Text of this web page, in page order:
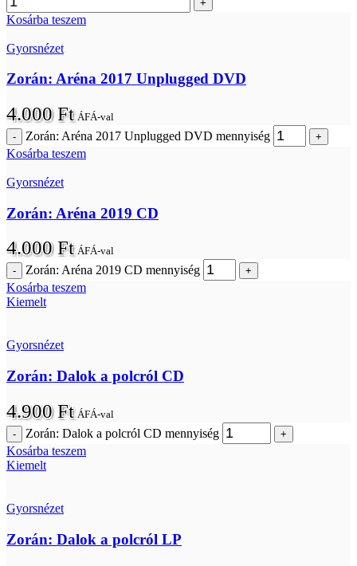
Kosárba teszem
Gyorsnézet
Zorán: Aréna 2017 Unplugged DVD
4.000Ft ÁFÁ-val
Zorán: Aréna 2017 Unplugged DVD mennyiség
Kosárba teszem
Gyorsnézet
Zorán: Aréna 2019 CD
4.000Ft ÁFÁ-val
Zorán: Aréna 2019 CD mennyiség
Kosárba teszem
Kiemelt
Gyorsnézet
Zorán: Dalok a polcról CD
4.900Ft ÁFÁ-val
Zorán: Dalok a polcról CD mennyiség
Kosárba teszem
Kiemelt
Gyorsnézet
Zorán: Dalok a polcról LP